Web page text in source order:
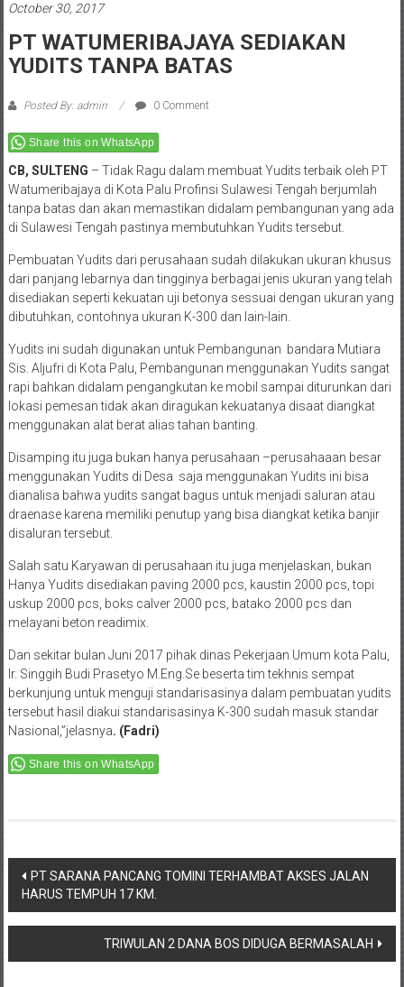
October 30, 2017
PT WATUMERIBAJAYA SEDIAKAN
YUDITS TANPA BATAS
Posted By: admin 0 Comment
Share this on WhatsApp
CB, SULTENG– Tidak Ragu dalam membuat Yudits terbaik oleh PT
Watumeribajaya di Kota Palu Profinsi Sulawesi Tengah berjumlah
di Sulawesi Tengah pastinya membutuhkan Yudits tersebut.
Pembuatan Yudits dari perusahaan sudah dilakukan ukuran khusus
dari panjang lebarnya dan tingginya berbagai jenis ukuran yang telah
dibutuhkan, contohnya ukuran K-300 dan lain-lain.
Yudits ini sudah digunakan untuk Pembangunan bandara Mutiara
Sis. Aljufri di Kota Palu, Pembangunan menggunakan Yudits sangat
rapi bahkan didalam pengangkutan ke mobil sampai diturunkan dari
menggunakan alat berat alias tahan banting.
Disamping itu juga bukan hanya perusahaan –perusahaaan besar
menggunakan Yudits di Desa saja menggunakan Yudits ini bisa
dianalisa bahwa yudits sangat bagus untuk menjadi saluran atau
disaluran tersebut.
Salah satu Karyawan di perusahaan itu juga menjelaskan, bukan
Hanya Yudits disediakan paving 2000 pcs, kaustin 2000 pcs, topi
melayani beton readimix.
Dan sekitar bulan Juni 2017 pihak dinas Pekerjaan Umum kota Palu,
Ir. Singgih Budi Prasetyo M.Eng.Se beserta tim tekhnis sempat
berkunjung untuk menguji standarisasinya dalam pembuatan yudits
Nasional,”jelasnya. (Fadri)
Post
navigation
PT SARANA PANCANG TOMINI TERHAMBAT AKSES JALAN